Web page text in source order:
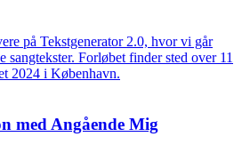
på Tekstgenerator 2.0, hvor vi går
Forløbet finder sted over 11
2024 i København.
med Angående Mig